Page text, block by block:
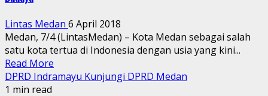
Lintas Medan 6 April 2018
Medan, 7/4 (LintasMedan) – Kota Medan sebagai salah
satu kota tertua di Indonesia dengan usia yang kini...
Read More
DPRD Indramayu Kunjungi DPRD Medan
1 min read